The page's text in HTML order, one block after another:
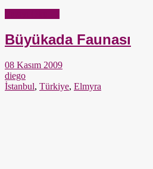
Büyükada Faunası
08 Kasım 2009
diego
İstanbul, Türkiye, Elmyra